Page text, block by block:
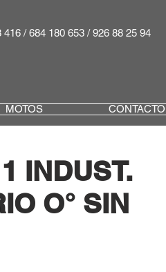
416 / 684 180 653 / 926 88 25 94
MOTOS CONTACTO
INDUST.
O° SIN